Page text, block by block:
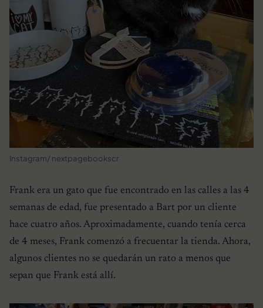
Instagram/ nextpagebookscr
Frank era un gato que fue encontrado en las calles a las 4
semanas de edad, fue presentado a Bart por un cliente
hace cuatro años. Aproximadamente, cuando tenía cerca
de 4 meses, Frank comenzó a frecuentar la tienda. Ahora,
algunos clientes no se quedarán un rato a menos que
sepan que Frank está allí.